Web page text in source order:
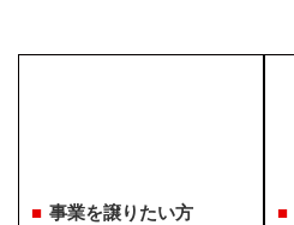
事業を譲りたい方